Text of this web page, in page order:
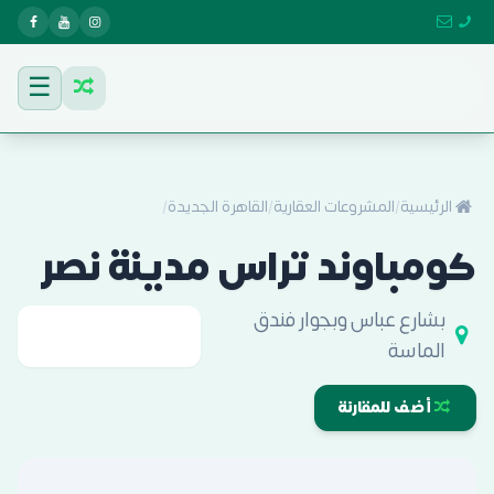
☰
الرئيسية/المشروعات العقارية/القاهرة الجديدة/
كومباوند تراس مدينة نصر
بشارع عباس وبجوار فندق
الماسة
أضف للمقارنة